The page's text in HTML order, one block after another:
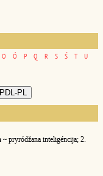
O Ó P Q R S Ś T
U
~ pryródžana inteligéncija; 2.